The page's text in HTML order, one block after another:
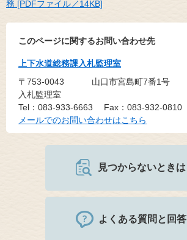
務 [PDFファイル／14KB]
このページに関するお問い合わせ先
上下水道総務課入札監理室
〒753-0043
山口市宮島町7番1号
入札監理室
Tel：083-933-6663
Fax：083-932-0810
メールでのお問い合わせはこちら
見つからないときは
よくある質問と回答